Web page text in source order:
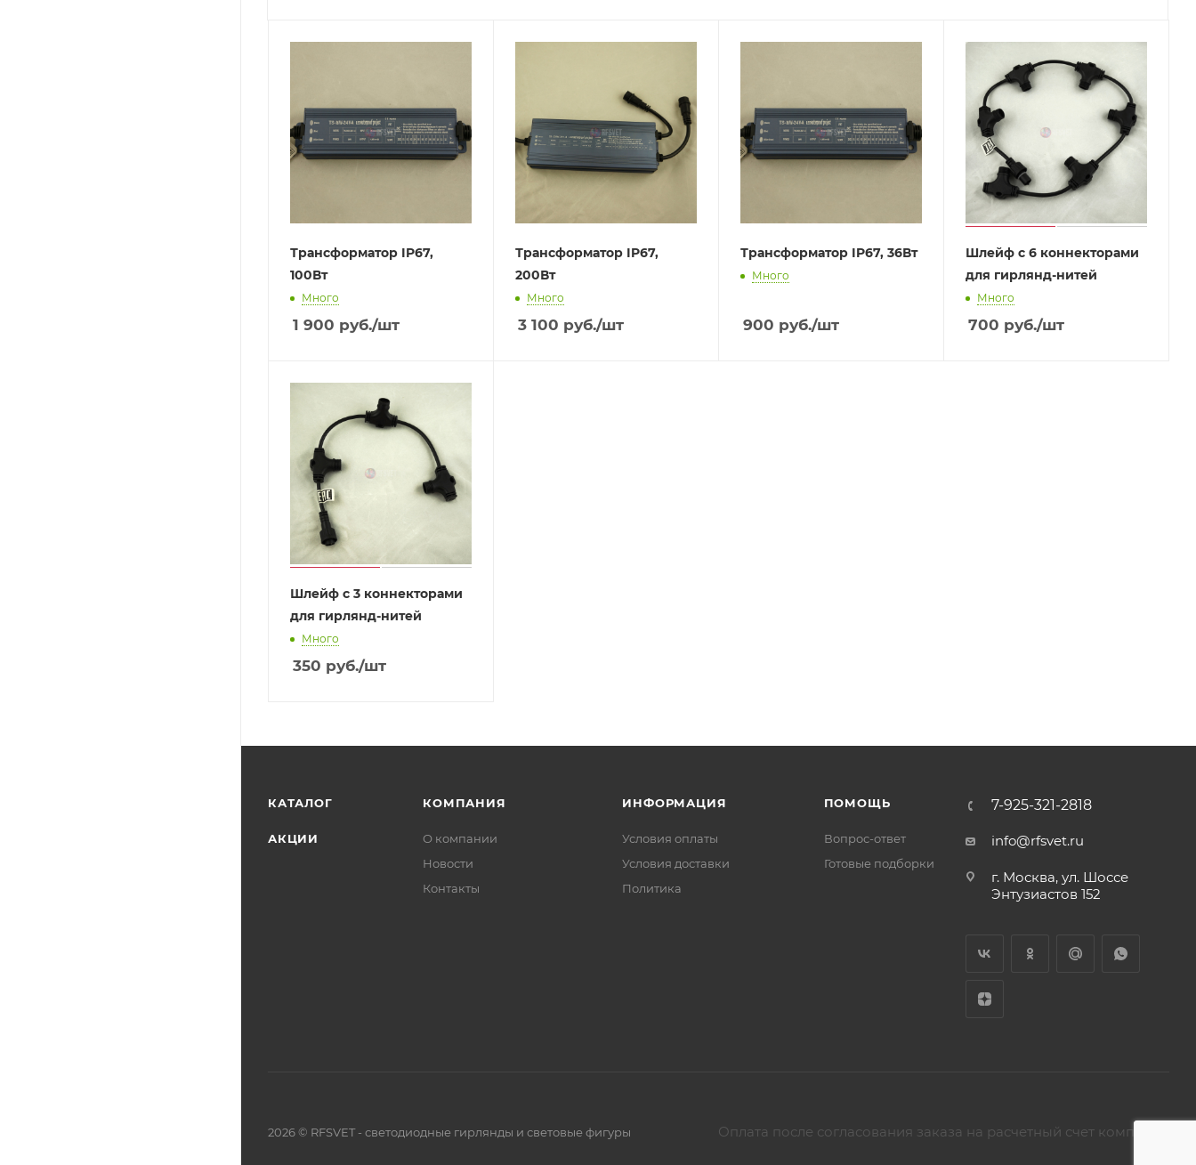
Трансформатор IP67,
100Вт
Много
1 900 руб./шт
Трансформатор IP67,
200Вт
Много
3 100 руб./шт
Трансформатор IP67, 36Вт
Много
900 руб./шт
Шлейф с 6 коннекторами
для гирлянд-нитей
Много
700 руб./шт
Шлейф с 3 коннекторами
для гирлянд-нитей
Много
350 руб./шт
КАТАЛОГ
АКЦИИ
КОМПАНИЯ
О компании
Новости
Контакты
ИНФОРМАЦИЯ
Условия оплаты
Условия доставки
Политика
ПОМОЩЬ
Вопрос-ответ
Готовые подборки
7-925-321-2818
info@rfsvet.ru
г. Москва, ул. Шоссе
Энтузиастов 152
2026 © RFSVET - светодиодные гирлянды и световые фигуры Оплата после согласования заказа на расчетный счет компании